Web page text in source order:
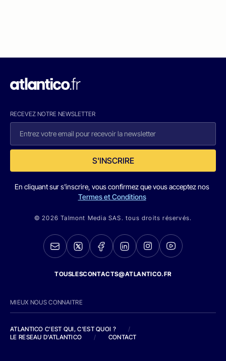
RECEVEZ NOTRE NEWSLETTER
S'INSCRIRE
En cliquant sur s'inscrire, vous confirmez que vous acceptez nos
Termes et Conditions
© 2026 Talmont Media SAS. tous droits réservés.
TOUSLESCONTACTS@ATLANTICO.FR
MIEUX NOUS CONNAITRE
ATLANTICO C'EST QUI, C'EST QUOI ?
/
LE RESEAU D'ATLANTICO
/ CONTACT